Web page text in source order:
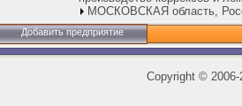
МОСКОВСКАЯ область,
Добавить предприятие
Copyright ©